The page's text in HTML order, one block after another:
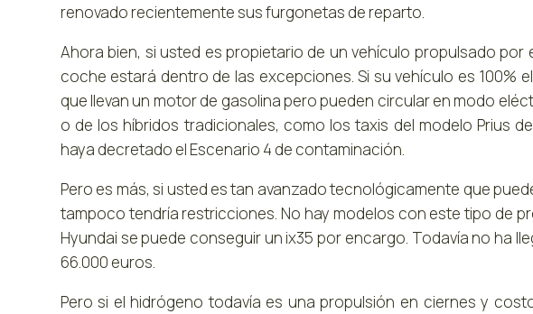
renovado recientemente sus furgonetas de reparto.
Ahora bien, si usted es propietario de un vehículo propulsado
coche estará dentro de las excepciones. Si su vehículo es 100%
que llevan un motor de gasolina pero pueden circular en modo
o de los híbridos tradicionales, como los taxis del modelo Prius
haya decretado el Escenario 4 de contaminación.
Pero es más, si usted es tan avanzado tecnológicamente que
tampoco tendría restricciones. No hay modelos con este tipo de
Hyundai se puede conseguir un ix35 por encargo. Todavía no ha
66.000 euros.
Pero si el hidrógeno todavía es una propulsión en ciernes y